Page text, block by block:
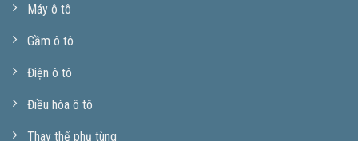
Máy ô tô
Gầm ô tô
Điện ô tô
Điều hòa ô tô
Thay thế phụ tùng